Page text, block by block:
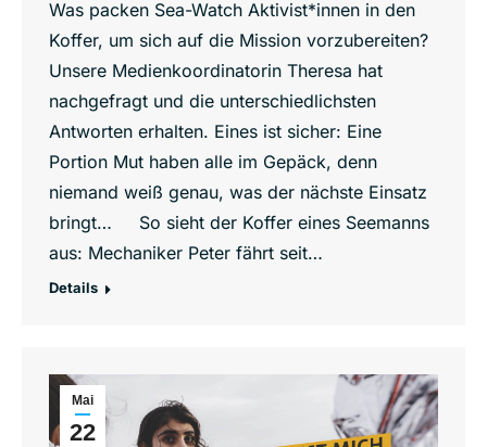
Was packen Sea-Watch Aktivist*innen in den
Koffer, um sich auf die Mission vorzubereiten?
Unsere Medienkoordinatorin Theresa hat
nachgefragt und die unterschiedlichsten
Antworten erhalten. Eines ist sicher: Eine
Portion Mut haben alle im Gepäck, denn
niemand weiß genau, was der nächste Einsatz
bringt… So sieht der Koffer eines Seemanns
aus: Mechaniker Peter fährt seit…
Details
Mai
22